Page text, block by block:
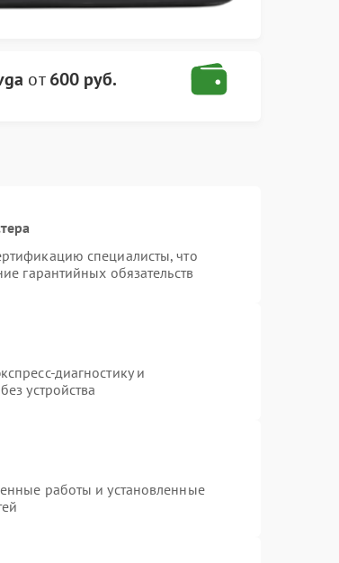
от600 руб.
специалисты, что
гарантийных обязательств
диагностику и
устройства
работы и установленные